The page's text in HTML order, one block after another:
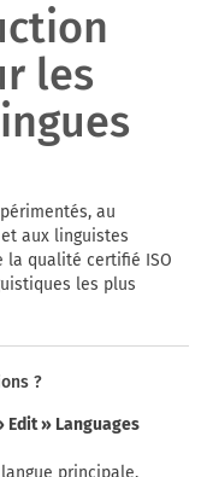
les
au
aux linguistes
la qualité certifié ISO
les plus
?
Edit » Languages
principale,